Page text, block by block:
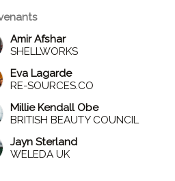
Amir Afshar
SHELLWORKS
Eva Lagarde
RE-SOURCES.CO
Millie Kendall Obe
BRITISH BEAUTY COUNCIL
Jayn Sterland
WELEDA UK